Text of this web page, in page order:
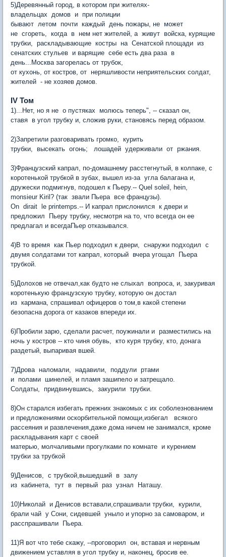
5)Деревянный город, в котором при жителях-
владельцах домов и при полиции
бывают летом почти каждый день пожары, не может
не сгореть, когда в нем нет жителей, а живут войска, курящие
трубки, раскладывающие костры на Сенатской площади из
сенатских стульев и варящие себе есть два раза в
день...Москва загорелась от трубок,
от кухонь, от костров, от неряшливости неприятельских солдат,
жителей - не хозяев домов.
IV Том
1)...Нет, но я не о пустяках молюсь теперь", -- сказал он,
ставя в угол трубку и, сложив руки, становясь перед образом.
2)Запретили разговаривать громко, курить
трубки, высекать огонь; лошадей удерживали от ржания.
3)Французский капрал, по-домашнему расстегнутый, в колпаке, с
коротенькой трубкой в зубах, вышел из-за угла балагана и,
дружески подмигнув, подошел к Пьеру.-- Quel soleil, hein,
monsieur Kiril? (так звали Пьера все французы).
On dirait le printemps.-- И капрал прислонился к двери и
предложил Пьеру трубку, несмотря на то, что всегда он ее
предлагал и всегдаПьер отказывался.
4)В то время как Пьер подходил к двери, снаружи подходил с
двумя солдатами тот капрал, который вчера угощал Пьера
трубкой.
5)Долохов не отвечал,как будто не слыхал вопроса, и, закуривая
коротенькую французскую трубку, которую он достал
из кармана, спрашивал офицеров о том,в какой степени
безопасна дорога от казаков впереди их.
6)Пробили зарю, сделали расчет, поужинали и разместились на
ночь у костров -- кто чиня обувь, кто куря трубку, кто, донага
раздетый, выпаривая вшей.
7)Дрова наломали, надавили, поддули ртами
и полами шинелей, и пламя зашипело и затрещало.
Солдаты, придвинувшись, закурили трубки.
8)Он старался избегать прежних знакомых с их соболезнованием
и предложениями оскорбительной помощи,избегал всякого
рассеяния и развлечения,даже дома ничем не занимался, кроме
раскладывания карт с своей
матерью, молчаливыми прогулками по комнате и курением
трубки за трубкой
9)Денисов, с трубкой,вышедший в залу
из кабинета, тут в первый раз узнал Наташу.
10)Николай и Денисов вставали,спрашивали трубки, курили,
брали чай у Сони, сидевшей уныло и упорно за самоваром, и
расспрашивали Пьера.
11)Я вот что тебе скажу, --проговорил он, вставая и нервным
движением уставляя в угол трубку и, наконец, бросив ее.